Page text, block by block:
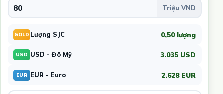
GOLD Lượng SJC 0,50 lượng
USD USD - Đô Mỹ 3.035 USD
EUR EUR - Euro 2.628 EUR